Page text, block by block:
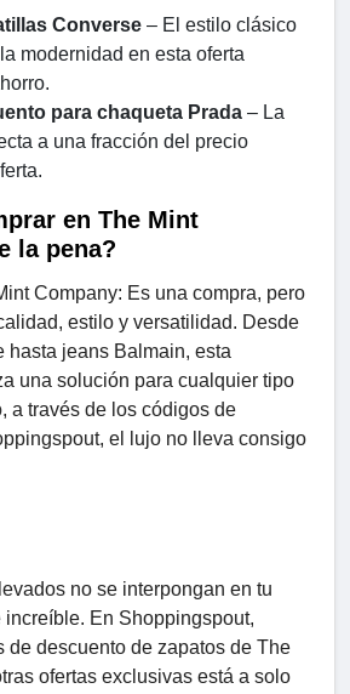
Converse – El estilo clásico
modernidad en esta oferta
para chaqueta Prada – La
a una fracción del precio
en The Mint
la pena?
Company: Es una compra, pero
estilo y versatilidad. Desde
hasta jeans Balmain, esta
una solución para cualquier tipo
a través de los códigos de
el lujo no lleva consigo
no se interpongan en tu
increíble. En Shoppingspout,
de descuento de zapatos de The
ofertas exclusivas está a solo